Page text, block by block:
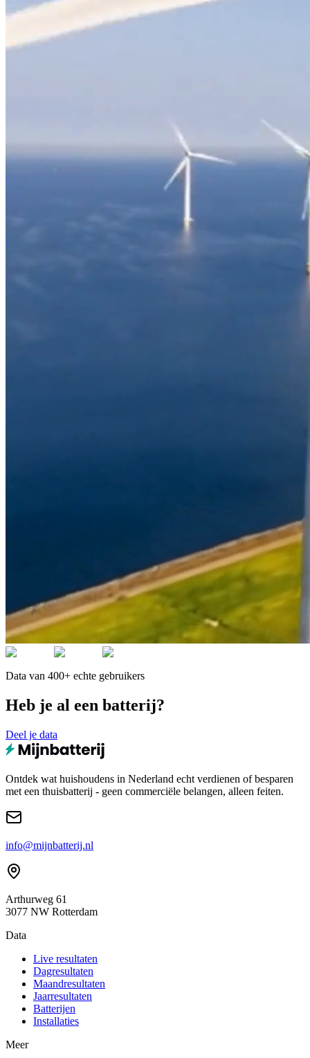
Data van 400+ echte gebruikers
Heb je al een batterij?
Deel je data
Ontdek wat huishoudens in Nederland echt verdienen of besparen
met een thuisbatterij - geen commerciële belangen, alleen feiten.
info@mijnbatterij.nl
Arthurweg 61
3077 NW Rotterdam
Data
Live resultaten
Dagresultaten
Maandresultaten
Jaarresultaten
Batterijen
Installaties
Meer